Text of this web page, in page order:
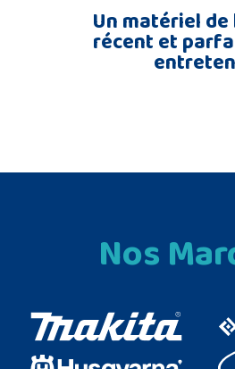
Un matériel
récent et
Nos